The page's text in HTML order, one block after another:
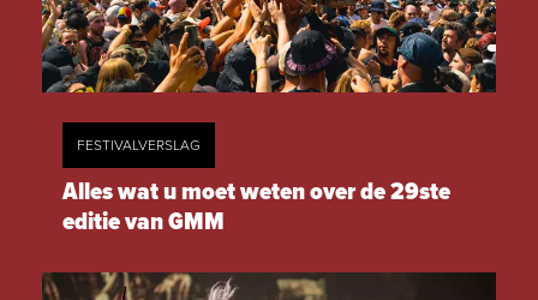
FESTIVALVERSLAG
Alles wat u moet weten over de 29ste
editie van GMM